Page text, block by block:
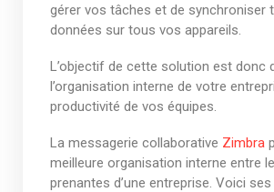
gérer vos tâches et de synchroniser
données sur tous vos appareils.
L’objectif de cette solution est donc
l’organisation interne de votre
productivité de vos équipes.
La messagerie collaborative Zimbra
meilleure organisation interne entre
prenantes d’une entreprise. Voici ses